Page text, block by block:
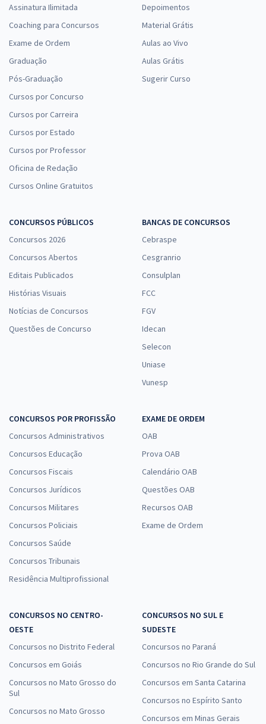
Assinatura Ilimitada
Coaching para Concursos
Exame de Ordem
Graduação
Pós-Graduação
Cursos por Concurso
Cursos por Carreira
Cursos por Estado
Cursos por Professor
Oficina de Redação
Cursos Online Gratuitos
Depoimentos
Material Grátis
Aulas ao Vivo
Aulas Grátis
Sugerir Curso
CONCURSOS PÚBLICOS
Concursos 2026
Concursos Abertos
Editais Publicados
Histórias Visuais
Notícias de Concursos
Questões de Concurso
BANCAS DE CONCURSOS
Cebraspe
Cesgranrio
Consulplan
FCC
FGV
Idecan
Selecon
Uniase
Vunesp
CONCURSOS POR PROFISSÃO
Concursos Administrativos
Concursos Educação
Concursos Fiscais
Concursos Jurídicos
Concursos Militares
Concursos Policiais
Concursos Saúde
Concursos Tribunais
Residência Multiprofissional
EXAME DE ORDEM
OAB
Prova OAB
Calendário OAB
Questões OAB
Recursos OAB
Exame de Ordem
CONCURSOS NO CENTRO-
OESTE
Concursos no Distrito Federal
Concursos em Goiás
Concursos no Mato Grosso do
Sul
Concursos no Mato Grosso
CONCURSOS NO SUL E
SUDESTE
Concursos no Paraná
Concursos no Rio Grande do Sul
Concursos em Santa Catarina
Concursos no Espírito Santo
Concursos em Minas Gerais